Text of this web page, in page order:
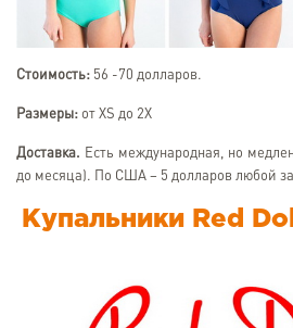
Стоимость: 56 -70 долларов.
Размеры: от XS до 2X
Доставка. Есть международная, но
до месяца). По США – 5 долларов любой
Купальники Red